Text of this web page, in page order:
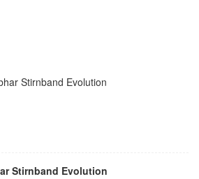
Stirnband Evolution